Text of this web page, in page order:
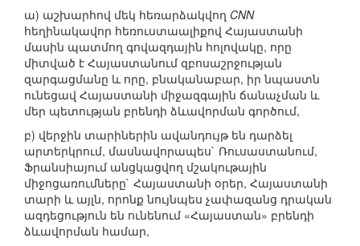
ա) աշխարհով մեկ հեռարձակվող CNN
հեղինակավոր հեռուստաալիքով Հայաստանի
մասին պատմող գովազդային հոլովակը, որը
միտված է Հայաստանում զբոսաշրջության
զարգացմանը և որը, բնականաբար, իր նպաստն
ունեցավ Հայաստանի միջազգային ճանաչման և
մեր պետության բրենդի ձևավորման գործում,
բ) վերջին տարիներին ավանդույթ են դարձել
արտերկրում, մասնավորապես` Ռուսաստանում,
Ֆրանսիայում անցկացվող մշակութային
միջոցառումները` Հայաստանի օրեր, Հայաստանի
տարի և այլն, որոնք նույնպես չափազանց դրական
ազդեցություն են ունենում «Հայաստան» բրենդի
ձևավորման համար,